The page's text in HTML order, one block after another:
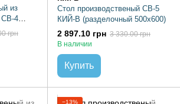
из
СВ-4
грн
Стол производственый СВ-5
КИЙ-В (разделочный 500х600)
2 897.10 грн 3 330.00 грн
В наличии
Купить
−13%